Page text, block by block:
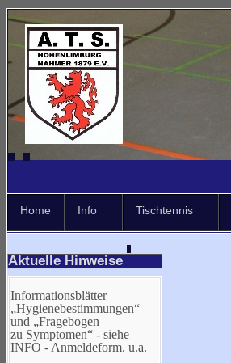
Home Info Tischtennis
Aktuelle Hinweise
Informationsblätter
„Hygienebestimmungen“
und „Fragebogen
zu Symptomen“ - siehe
INFO - Anmeldeform. u.a.